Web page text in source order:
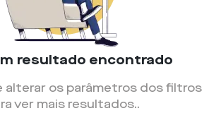
resultado encontrado
alterar os parâmetros dos filtros
ver mais resultados..